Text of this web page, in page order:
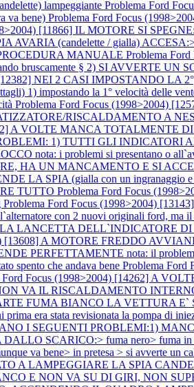
lampeggiante Problema Ford
va bene) Problema Ford Focus
[11866] IL MOTORE SI
AVARIA (candelette / gialla)
MANUALE Problema
bruscamente § 2) SI AVVERTE UN
NEI 2 CASI IMPOSTANDO LA
1) impostando la 1° velocità delle
Problema Ford Focus (1998>2004)
RISCALDAMENTO A
A VOLTE MANCA TOTALMENTE
1) TUTTI GLI
nota: i problemi si presentano o
HA UN MANCAMENTO E SI
LA SPIA (gialla con un ingranaggio
TUTTO Problema Ford Focus
Problema Ford Focus (1998>2004)
con 2 nuovi originali ford, ma il
LA LANCETTA DELL`INDICATORE
[13608] A MOTORE FREDDO
PERFETTAMENTE nota: il
spento che andava bene Problema Ford
Ford Focus (1998>2004) [14262] A
VA IL RISCALDAMENTO
FUMA BIANCO LA VETTURA E`
era stata revisionata la pompa di
I SEGUENTI PROBLEMI:1)
DALLO SCARICO:> fuma nero> fuma in
va bene> in pretesa > si avverte un
A LAMPEGGIARE LA SPIA
E NON VA SU DI GIRI, NON